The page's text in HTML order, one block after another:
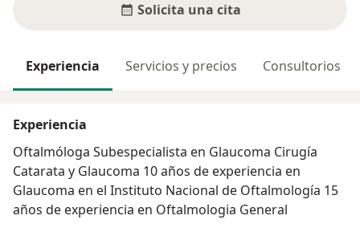
Solicita una cita
Experiencia Servicios y precios Consultorios
Experiencia
Oftalmóloga Subespecialista en Glaucoma Cirugía
Catarata y Glaucoma 10 años de experiencia en
Glaucoma en el Instituto Nacional de Oftalmología 15
años de experiencia en Oftalmologia General